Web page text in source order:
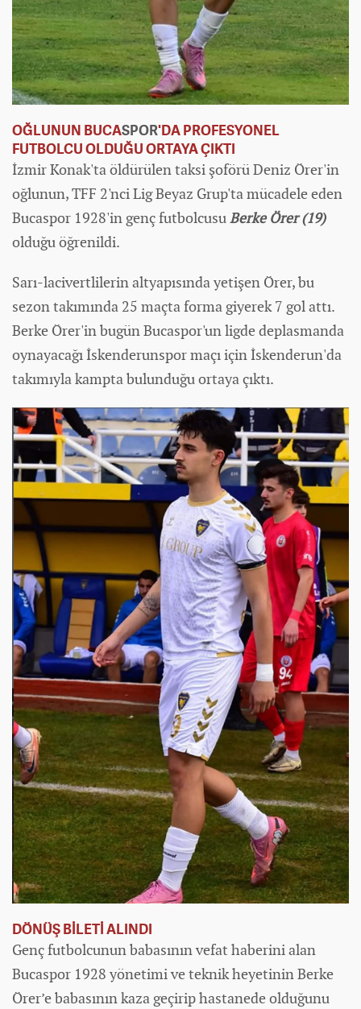
OĞLUNUN BUCASPOR'DA PROFESYONEL
FUTBOLCU OLDUĞU ORTAYA ÇIKTI
İzmir Konak'ta öldürülen taksi şoförü Deniz Örer'in
oğlunun, TFF 2'nci Lig Beyaz Grup'ta mücadele eden
Bucaspor 1928'in genç futbolcusuBerke Örer (19)
olduğu öğrenildi.
Sarı-lacivertlilerin altyapısında yetişen Örer, bu
sezon takımında 25 maçta forma giyerek 7 gol attı.
Berke Örer'in bugün Bucaspor'un ligde deplasmanda
oynayacağı İskenderunspor maçı için İskenderun'da
takımıyla kampta bulunduğu ortaya çıktı.
DÖNÜŞ BİLETİ ALINDI
Genç futbolcunun babasının vefat haberini alan
Bucaspor 1928 yönetimi ve teknik heyetinin Berke
Örer’e babasının kaza geçirip hastanede olduğunu